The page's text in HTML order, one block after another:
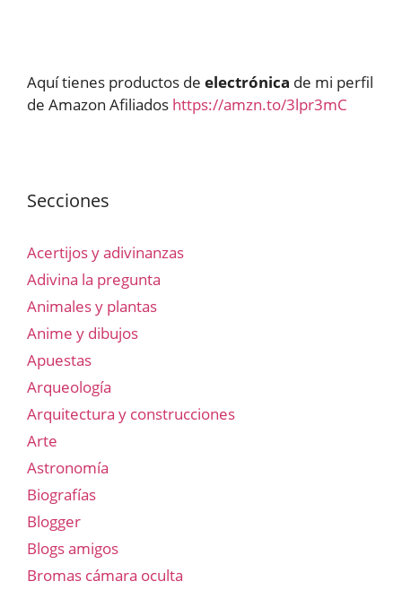
Aquí tienes productos de electrónica de mi perfil
de Amazon Afiliados https://amzn.to/3lpr3mC
Secciones
Acertijos y adivinanzas
Adivina la pregunta
Animales y plantas
Anime y dibujos
Apuestas
Arqueología
Arquitectura y construcciones
Arte
Astronomía
Biografías
Blogger
Blogs amigos
Bromas cámara oculta